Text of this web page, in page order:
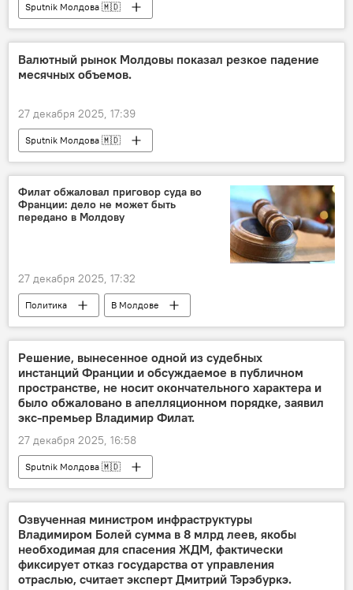
Sputnik Молдова 🇲🇩
Валютный рынок Молдовы показал резкое падение
месячных объемов.
27 декабря 2025, 17:39
Sputnik Молдова 🇲🇩
Филат обжаловал приговор суда во
Франции: дело не может быть
передано в Молдову
27 декабря 2025, 17:32
Политика
В Молдове
Владимир Филат
суд Франция
Решение, вынесенное одной из судебных
инстанций Франции и обсуждаемое в публичном
пространстве, не носит окончательного характера и
было обжаловано в апелляционном порядке, заявил
экс-премьер Владимир Филат.
27 декабря 2025, 16:58
Sputnik Молдова 🇲🇩
Озвученная министром инфраструктуры
Владимиром Болей сумма в 8 млрд леев, якобы
необходимая для спасения ЖДМ, фактически
фиксирует отказ государства от управления
отраслью, считает эксперт Дмитрий Тэрэбуркэ.